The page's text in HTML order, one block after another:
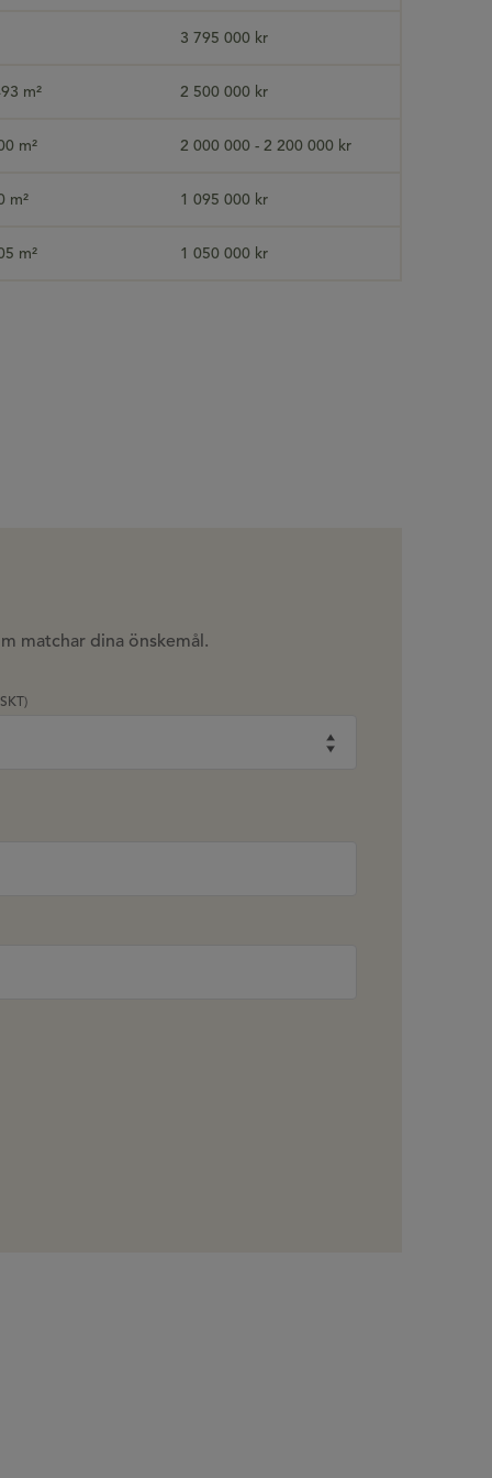
3 795 000 kr
m² 2 500 000 kr
m² 2 000 000 - 2 200 000 kr
m² 1 095 000 kr
m² 1 050 000 kr
matchar dina önskemål.